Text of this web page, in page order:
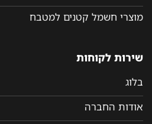
מוצרי חשמל קטנים למטבח
שירות לקוחות
בלוג
אודות החברה